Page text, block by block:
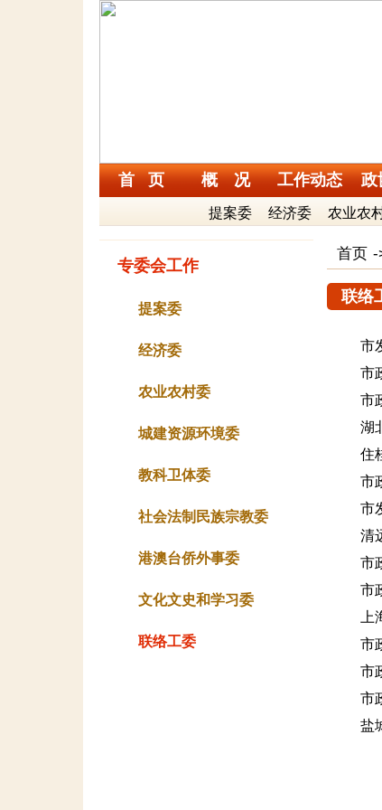
首 页 概 况 工作动态 政
提案委 经济委 农业农
专委会工作
提案委
经济委
农业农村委
城建资源环境委
教科卫体委
社会法制民族宗教委
港澳台侨外事委
文化文史和学习委
联络工委
首页 -
联络
市
市
市
湖
住
市
市
清
市
市
市
市
市
盐